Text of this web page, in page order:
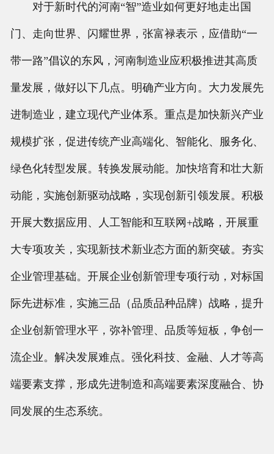
对于新时代的河南“智”造业如何更好地走出国
门、走向世界、闪耀世界，张富禄表示，应借助“一
带一路”倡议的东风，河南制造业应积极推进其高质
量发展，做好以下几点。明确产业方向。大力发展先
进制造业，建立现代产业体系。重点是加快新兴产业
规模扩张，促进传统产业高端化、智能化、服务化、
绿色化转型发展。转换发展动能。加快培育和壮大新
动能，实施创新驱动战略，实现创新引领发展。积极
开展大数据应用、人工智能和互联网+战略，开展重
大专项攻关，实现新技术新业态方面的新突破。夯实
企业管理基础。开展企业创新管理专项行动，对标国
际先进标准，实施三品（品质品种品牌）战略，提升
企业创新管理水平，弥补管理、品质等短板，争创一
流企业。解决发展难点。强化科技、金融、人才等高
端要素支撑，形成先进制造和高端要素深度融合、协
同发展的生态系统。